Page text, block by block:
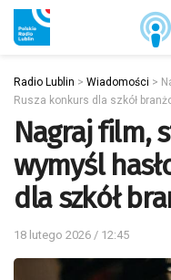
Radio Lublin > Wiadomości >
Rusza konkurs dla szkół
Nagraj film,
wymyśl
dla szkół
18 lutego 2026 / 12:45